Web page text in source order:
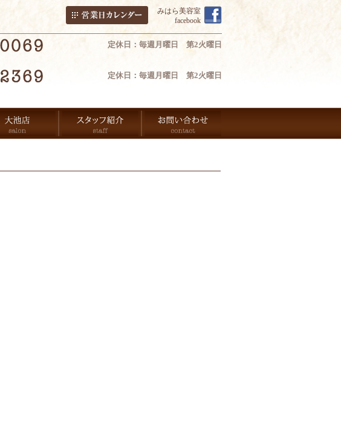
みはら美容室
facebook
定休日：毎週月曜日 第2火曜日
定休日：毎週月曜日 第2火曜日